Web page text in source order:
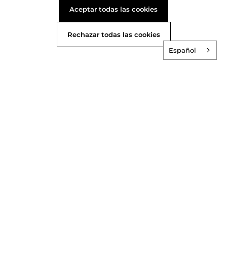
Aceptar todas las cookies
Rechazar todas las cookies
Español